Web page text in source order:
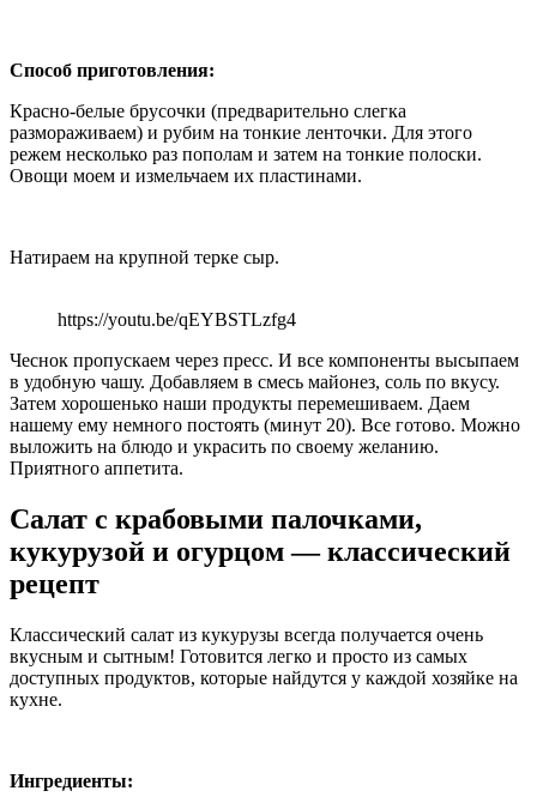
Способ приготовления:
Красно-белые брусочки (предварительно слегка
размораживаем) и рубим на тонкие ленточки. Для этого
режем несколько раз пополам и затем на тонкие полоски.
Овощи моем и измельчаем их пластинами.
Натираем на крупной терке сыр.
https://youtu.be/qEYBSTLzfg4
Чеснок пропускаем через пресс. И все компоненты высыпаем
в удобную чашу. Добавляем в смесь майонез, соль по вкусу.
Затем хорошенько наши продукты перемешиваем. Даем
нашему ему немного постоять (минут 20). Все готово. Можно
выложить на блюдо и украсить по своему желанию.
Приятного аппетита.
Салат с крабовыми палочками,
кукурузой и огурцом — классический
рецепт
Классический салат из кукурузы всегда получается очень
вкусным и сытным! Готовится легко и просто из самых
доступных продуктов, которые найдутся у каждой хозяйке на
кухне.
Ингредиенты: